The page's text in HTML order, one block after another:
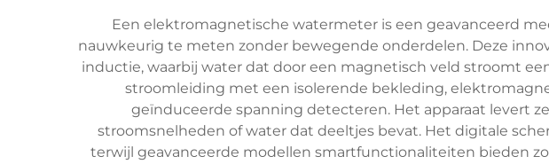
Een elektromagnetische watermeter is een geavanceerd
nauwkeurig te meten zonder bewegende onderdelen. Deze
inductie, waarbij water dat door een magnetisch veld stroomt
stroomleiding met een isolerende bekleding,
geïnduceerde spanning detecteren. Het apparaat levert
stroomsnelheden of water dat deeltjes bevat. Het digitale
terwijl geavanceerde modellen smartfunctionaliteiten bieden